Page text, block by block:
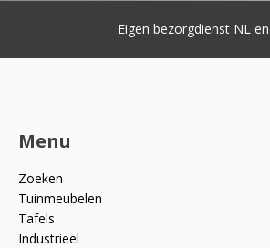
Eigen bezorgdienst NL
Menu
Zoeken
Tuinmeubelen
Tafels
Industrieel